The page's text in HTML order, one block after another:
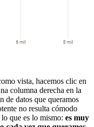
vista, hacemos clic en
columna derecha en la
de datos que queramos
no resulta cómodo
que es lo mismo: es muy